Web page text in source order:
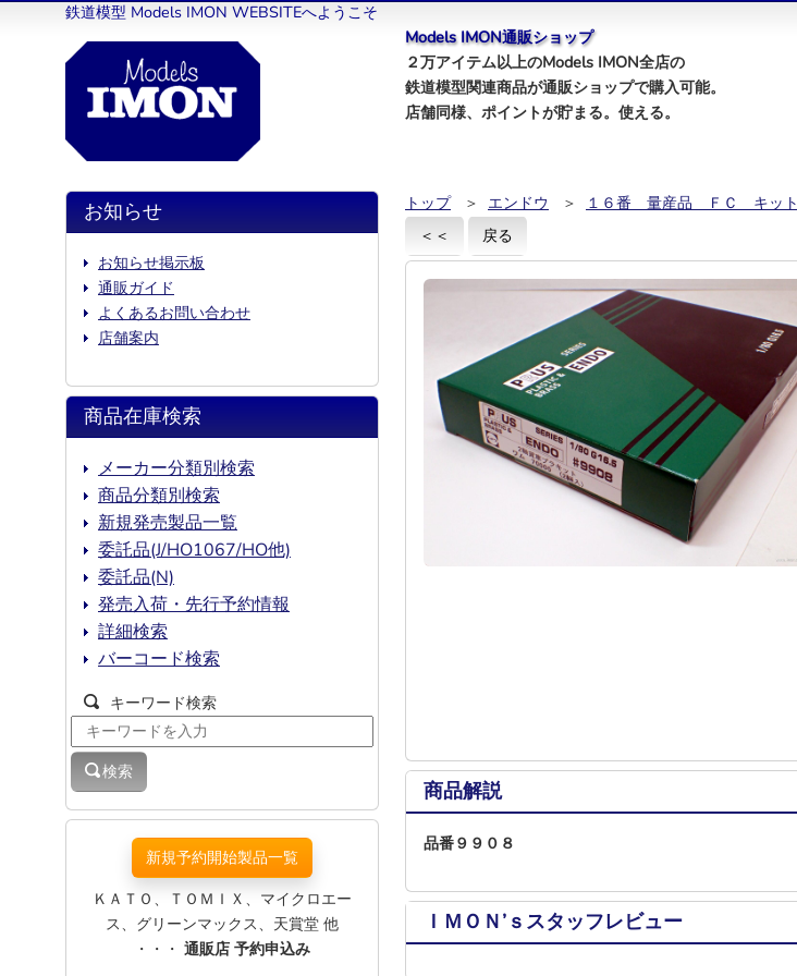
鉄道模型 Models IMON WEBSITEへようこそ
Models IMON通販ショップ
２万アイテム以上のModels IMON全店の
鉄道模型関連商品が通販ショップで購入可能。
店舗同様、ポイントが貯まる。使える。
トップ ＞ エンドウ ＞ １６番 量産品 ＦＣ キット
＜＜
戻る
商品解説
品番９９０８
ＩＭＯＮ’ｓスタッフレビュー
お知らせ
お知らせ掲示板
通販ガイド
よくあるお問い合わせ
店舗案内
商品在庫検索
メーカー分類別検索
商品分類別検索
新規発売製品一覧
委託品(J/HO1067/HO他)
委託品(N)
発売入荷・先行予約情報
詳細検索
バーコード検索
キーワード検索
検索
新規予約開始製品一覧
ＫＡＴＯ、ＴＯＭＩＸ、マイクロエー
ス、グリーンマックス、天賞堂 他
・・・ 通販店 予約申込み